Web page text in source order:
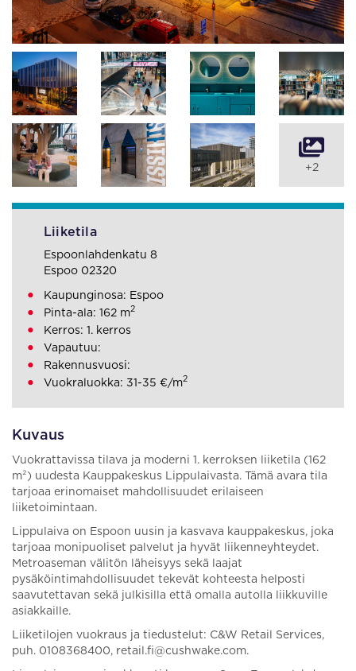
Kuvaus
Vuokrattavissa tilava ja moderni 1. kerroksen liiketila (162
m²) uudesta Kauppakeskus Lippulaivasta. Tämä avara tila
tarjoaa erinomaiset mahdollisuudet erilaiseen
liiketoimintaan.
Lippulaiva on Espoon uusin ja kasvava kauppakeskus, joka
tarjoaa monipuoliset palvelut ja hyvät liikenneyhteydet.
Metroaseman välitön läheisyys sekä laajat
pysäköintimahdollisuudet tekevät kohteesta helposti
saavutettavan sekä julkisilla että omalla autolla liikkuville
asiakkaille.
Liiketilojen vuokraus ja tiedustelut: C&W Retail Services,
puh. 0108368400, retail.fi@cushwake.com.
+2
Liiketila
Espoonlahdenkatu 8
Espoo 02320
Kaupunginosa: Espoo
Pinta-ala: 162 m2
Kerros: 1. kerros
Vapautuu:
Rakennusvuosi:
Vuokraluokka: 31-35 €/m2